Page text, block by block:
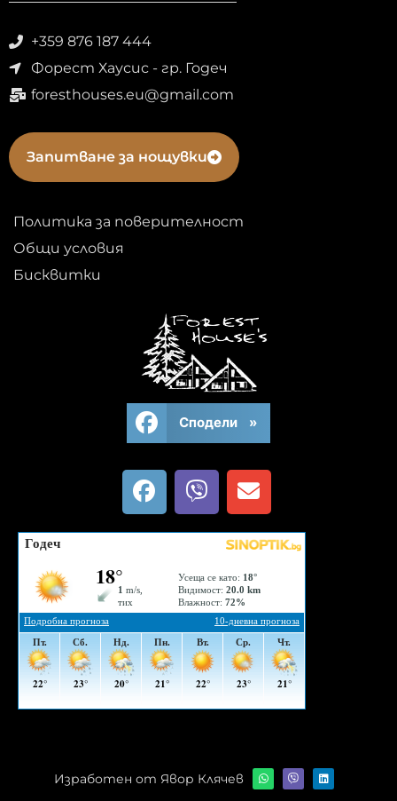
+359 876 187 444
Форест Хаусис - гр. Годеч
foresthouses.eu@gmail.com
Запитване за нощувки
Политика за поверителност
Общи условия
Бисквитки
Сподели »
Изработен от Явор Клячев